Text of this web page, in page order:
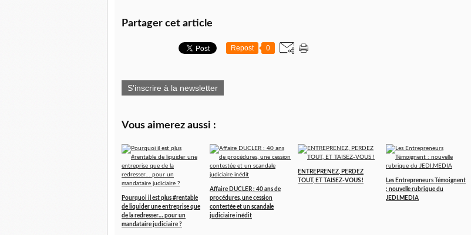
Partager cet article
Repost 0
S'inscrire à la newsletter
Vous aimerez aussi :
Pourquoi il est plus #rentable
de liquider une entreprise que
de la redresser… pour un
mandataire judiciaire ?
Affaire DUCLER : 40 ans de
procédures, une cession
contestée et un scandale
judiciaire inédit
ENTREPRENEZ, PERDEZ
TOUT, ET TAISEZ-VOUS !
Les Entrepreneurs Témoignent
: nouvelle rubrique du
JEDI.MEDIA